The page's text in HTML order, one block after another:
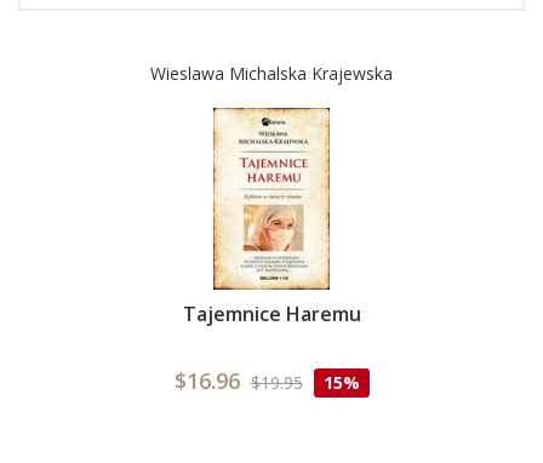
Wieslawa Michalska Krajewska
Tajemnice Haremu
$16.96 $19.95 15%